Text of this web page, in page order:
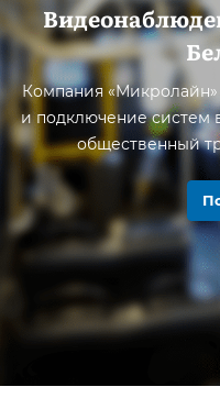
Компания
и подключение систем
общественный